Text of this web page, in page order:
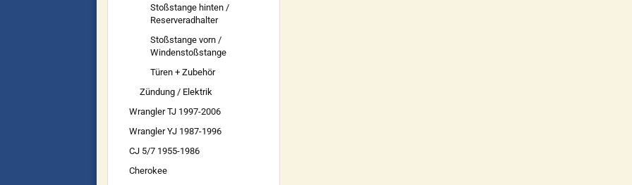
Stoßstange hinten /
Reserveradhalter
Stoßstange vorn /
Windenstoßstange
Türen + Zubehör
Zündung / Elektrik
Wrangler TJ 1997-2006
Wrangler YJ 1987-1996
CJ 5/7 1955-1986
Cherokee